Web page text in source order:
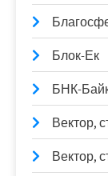
Блок-Ек
БНК-
Вектор,
Вектор,